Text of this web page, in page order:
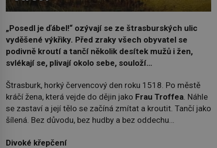
„Posedl je ďábel!“ ozývají se ze štrasburských ulic
vyděšené výkřiky. Před zraky všech obyvatel se
podivně kroutí a tančí několik desítek mužů i žen,
svlékají se, plivají okolo sebe, souloží…
Štrasburk, horký červencový den roku 1518. Po městě
kráčí žena, která vejde do dějin jako Frau Troffea. Náhle
se zastaví a její tělo se začíná zmítat a kroutit. Tančí jako
šílená. Bez důvodu, bez hudby a bez oddechu…
Divoké křepčení